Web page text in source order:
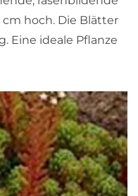
hoch. Die Blätter
Eine ideale Pflanze